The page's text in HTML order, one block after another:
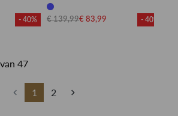
- 40% € 139,99€ 83,99 - 40%
47
1 2